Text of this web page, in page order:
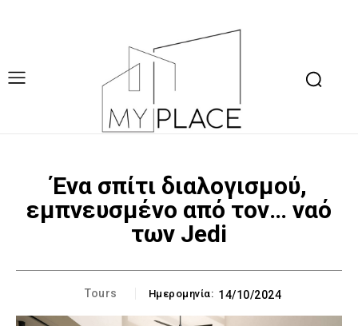
Ένα σπίτι διαλογισμού,
εμπνευσμένο από τον… ναό
των Jedi
Tours Ημερομηνία: 14/10/2024